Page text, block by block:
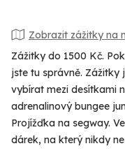
Zobrazit zážitky na
Zážitky do 1500 Kč.
jste tu správně. Zážitky
vybírat mezi desítkami
adrenalinový bungee
Projížďka na segway.
dárek, na který nikdy